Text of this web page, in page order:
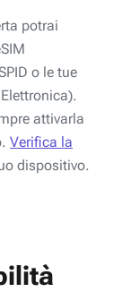
potrai
o le tue
attivarla
Verifica la
dispositivo.